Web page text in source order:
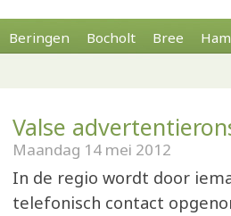
Beringen Bocholt Bree
Valse
Maandag 14 mei 2012
In de regio wordt door
telefonisch contact